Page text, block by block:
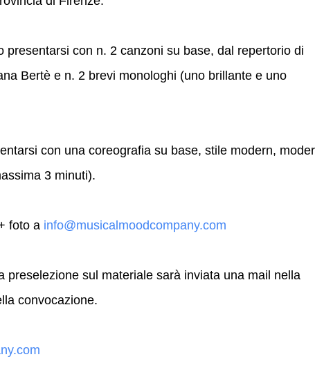
presentarsi con n. 2 canzoni su base, dal repertorio di
Bertè e n. 2 brevi monologhi (uno brillante e uno
con una coreografia su base, stile modern,
3 minuti).
foto a info@musicalmoodcompany.com
preselezione sul materiale sarà inviata una mail nella
convocazione.